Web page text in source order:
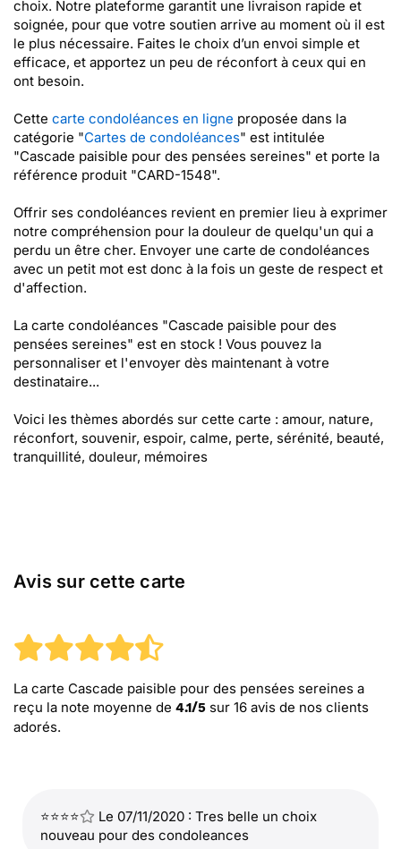
choix. Notre plateforme garantit une livraison rapide et
soignée, pour que votre soutien arrive au moment où il est
le plus nécessaire. Faites le choix d’un envoi simple et
efficace, et apportez un peu de réconfort à ceux qui en
ont besoin.
Cette carte condoléances en ligne proposée dans la
catégorie "Cartes de condoléances" est intitulée
"Cascade paisible pour des pensées sereines" et porte la
référence produit "CARD-1548".
Offrir ses condoléances revient en premier lieu à exprimer
notre compréhension pour la douleur de quelqu'un qui a
perdu un être cher. Envoyer une carte de condoléances
avec un petit mot est donc à la fois un geste de respect et
d'affection.
La carte condoléances "Cascade paisible pour des
pensées sereines" est en stock ! Vous pouvez la
personnaliser et l'envoyer dès maintenant à votre
destinataire...
Voici les thèmes abordés sur cette carte : amour, nature,
réconfort, souvenir, espoir, calme, perte, sérénité, beauté,
tranquillité, douleur, mémoires
Avis sur cette carte
La carte Cascade paisible pour des pensées sereines a
reçu la note moyenne de 4.1/5 sur 16 avis de nos clients
adorés.
⭐⭐⭐⭐
Le 07/11/2020 : Tres belle un choix
nouveau pour des condoleances